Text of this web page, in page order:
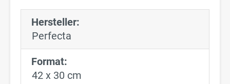
Hersteller:
Perfecta
Format:
42 x 30 cm